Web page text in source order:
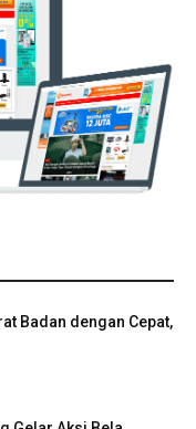
Badan dengan Cepat,